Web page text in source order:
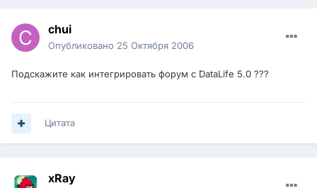
chui
Опубликовано 25 Октября 2006
Подскажите как интегрировать форум с DataLife 5.0 ???
Цитата
xRay